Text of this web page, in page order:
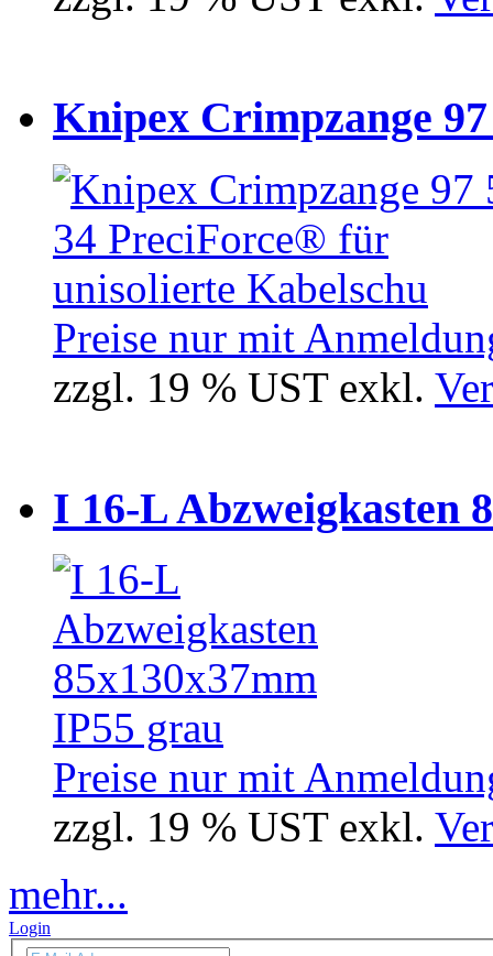
Knipex Crimpzange 97
Preise nur mit
zzgl. 19 % UST exkl.
I 16-L Abzweigkasten
Preise nur mit
zzgl. 19 % UST exkl.
mehr...
Login